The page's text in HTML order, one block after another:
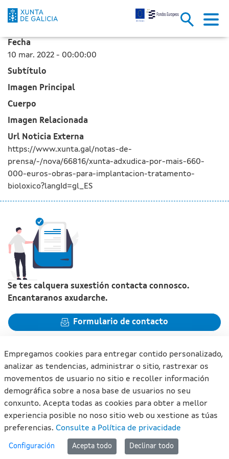
A Xunta adxudica por máis de
Skip to Main Content
Fecha
10 mar. 2022 - 00:00:00
Subtítulo
Imagen Principal
Cuerpo
Imagen Relacionada
Url Noticia Externa
https://www.xunta.gal/notas-de-
prensa/-/nova/66816/xunta-adxudica-por-mais-660-
000-euros-obras-para-implantacion-tratamento-
bioloxico?langId=gl_ES
Se tes calquera suxestión contacta connosco.
Encantaranos axudarche.
Formulario de contacto
Xunta de Galicia. Información mantida e publicada na internet
pola Xunta de Galicia
Atención á cidadanía
Accesibilidade
Empregamos cookies para entregar contido personalizado,
analizar as tendencias, administrar o sitio, rastrexar os
movementos de usuario no sitio e recoller información
demográfica sobre a nosa base de usuarios no seu
conxunto. Acepta todas as cookies para obter a mellor
experiencia posible no noso sitio web ou xestione as túas
preferencias. Consulte a Política de privacidade
Configuración Acepta todo Declinar todo